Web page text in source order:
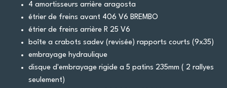
4 amortisseurs arrière aragosta
étrier de freins avant 406 V6 BREMBO
étrier de freins arrière R 25 V6
boîte a crabots sadev (revisée) rapports courts (9x35)
embrayage hydraulique
disque d'embrayage rigide a 5 patins 235mm ( 2 rallyes
seulement)